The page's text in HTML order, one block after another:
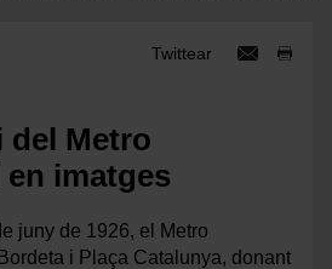
Twittear
del Metro
imatges
juny de 1926, el Metro
i Plaça Catalunya, donant